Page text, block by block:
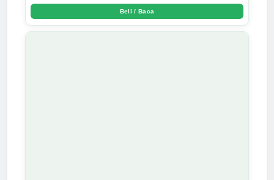
Beli / Baca